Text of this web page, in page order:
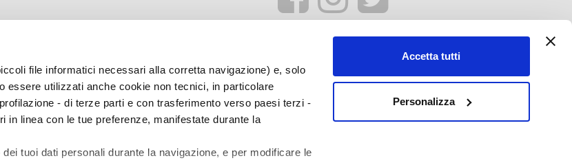
file informatici necessari alla corretta navigazione) e, solo
essere utilizzati anche cookie non tecnici, in particolare
- di terze parti e con trasferimento verso paesi terzi -
in linea con le tue preferenze, manifestate durante la
tuoi dati personali durante la navigazione, e per modificare le
Accetta tutti
Personalizza
al Registro
Milano REA 1327444
sulla privacy